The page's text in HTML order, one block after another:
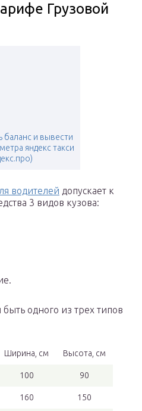
Грузовой
баланс и вывести
яндекс такси
водителей допускает к
3 видов кузова:
одного из трех типов
Ширина, см Высота, см
100 90
160 150